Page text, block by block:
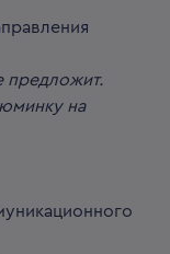
предложит.
на